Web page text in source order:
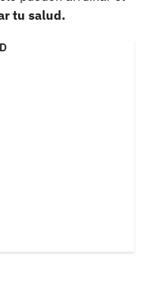
tu salud.